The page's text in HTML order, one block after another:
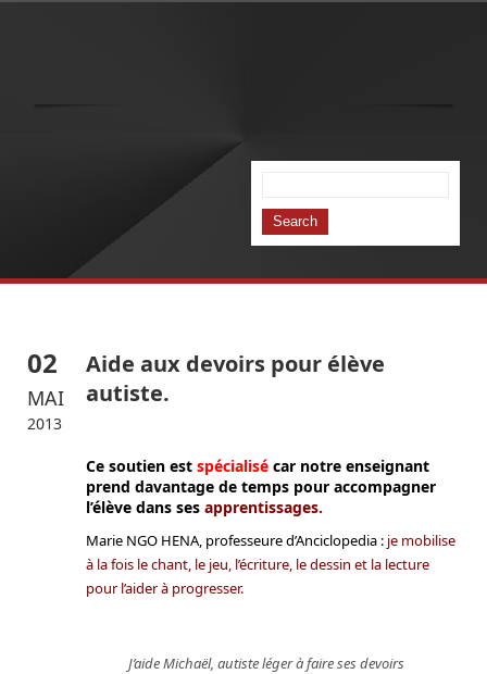
02
MAI
2013
Aide aux devoirs pour élève
autiste.
Ce soutien est spécialisé car notre enseignant
prend davantage de temps pour accompagner
l’élève dans ses apprentissages.
Marie NGO HENA, professeure d’Anciclopedia : je mobilise
à la fois le chant, le jeu, l’écriture, le dessin et la lecture
pour l’aider à progresser.
J’aide Michaël, autiste léger à faire ses devoirs